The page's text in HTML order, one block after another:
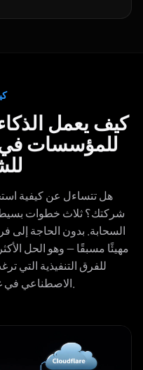
كيف يعمل
للمؤسسات في
هل تتساءل عن كيفية
شركتك؟ ثلاث خطوات
السحابة. بدون الحاجة إلى
للفرق التنفيذية التي